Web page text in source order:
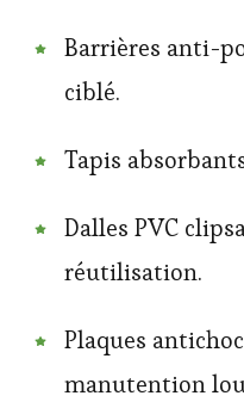
Barrières anti-
ciblé.
Tapis
Dalles PVC
réutilisation.
Plaques
manutention